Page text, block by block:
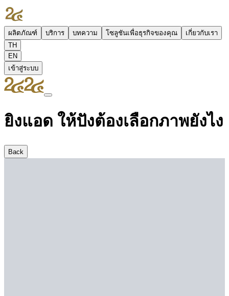
ผลิตภัณฑ์ บริการ บทความ โซลูชันเพื่อธุรกิจของคุณ
เกี่ยวกับเรา
TH
EN
เข้าสู่ระบบ
ยิงแอด ให้ปังต้องเลือกภาพยังไง
Back